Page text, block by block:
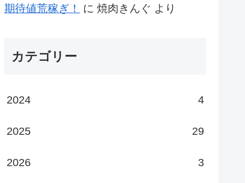
期待値荒稼ぎ！
に 焼肉きんぐ より
カテゴリー
2024 4
2025 29
2026 3